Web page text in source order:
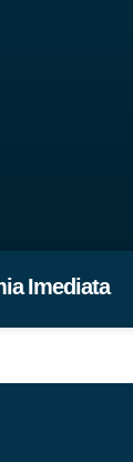
Imediata